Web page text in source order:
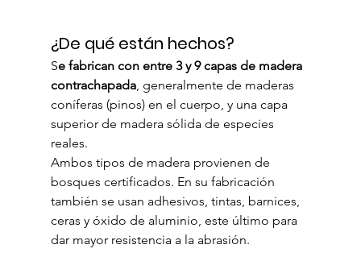
¿De qué están hechos?
Se fabrican con entre 3 y 9 capas de madera
contrachapada, generalmente de maderas
coníferas (pinos) en el cuerpo, y una capa
superior de madera sólida de especies
reales.
Ambos tipos de madera provienen de
bosques certificados. En su fabricación
también se usan adhesivos, tintas, barnices,
ceras y óxido de aluminio, este último para
dar mayor resistencia a la abrasión.